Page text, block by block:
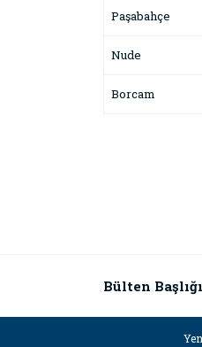
Paşabahçe
Nude
Borcam
Bülten Başlığı